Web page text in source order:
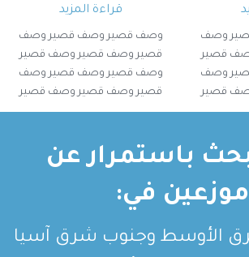
وصف
قصير
وصف
قصير
قصير
قراءة المزيد
وصف قصير وصف قصير وصف
قصير وصف قصير وصف قصير
وصف قصير وصف قصير وصف
قصير وصف قصير وصف قصير
وصف قصير وصف قصير
باستمرار عن
موزعين في:
الأوسط وجنوب شرق آسيا